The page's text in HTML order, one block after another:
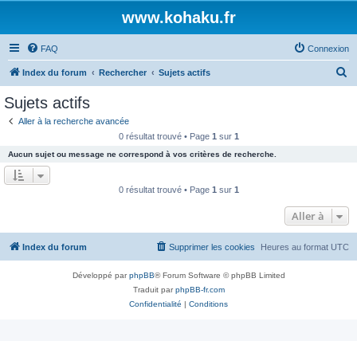
www.kohaku.fr
FAQ Connexion
Index du forum Rechercher Sujets actifs
e
Sujets actifs
Aller à la recherche avancée
0 résultat trouvé • Page 1 sur 1
Aucun sujet ou message ne correspond à vos critères de recherche.
0 résultat trouvé • Page 1 sur 1
Aller à
Index du forum Heures au format UTC
Supprimer les cookies
Développé parphpBB® Forum Software © phpBB Limited
Traduit parphpBB-fr.com
Confidentialité | Conditions